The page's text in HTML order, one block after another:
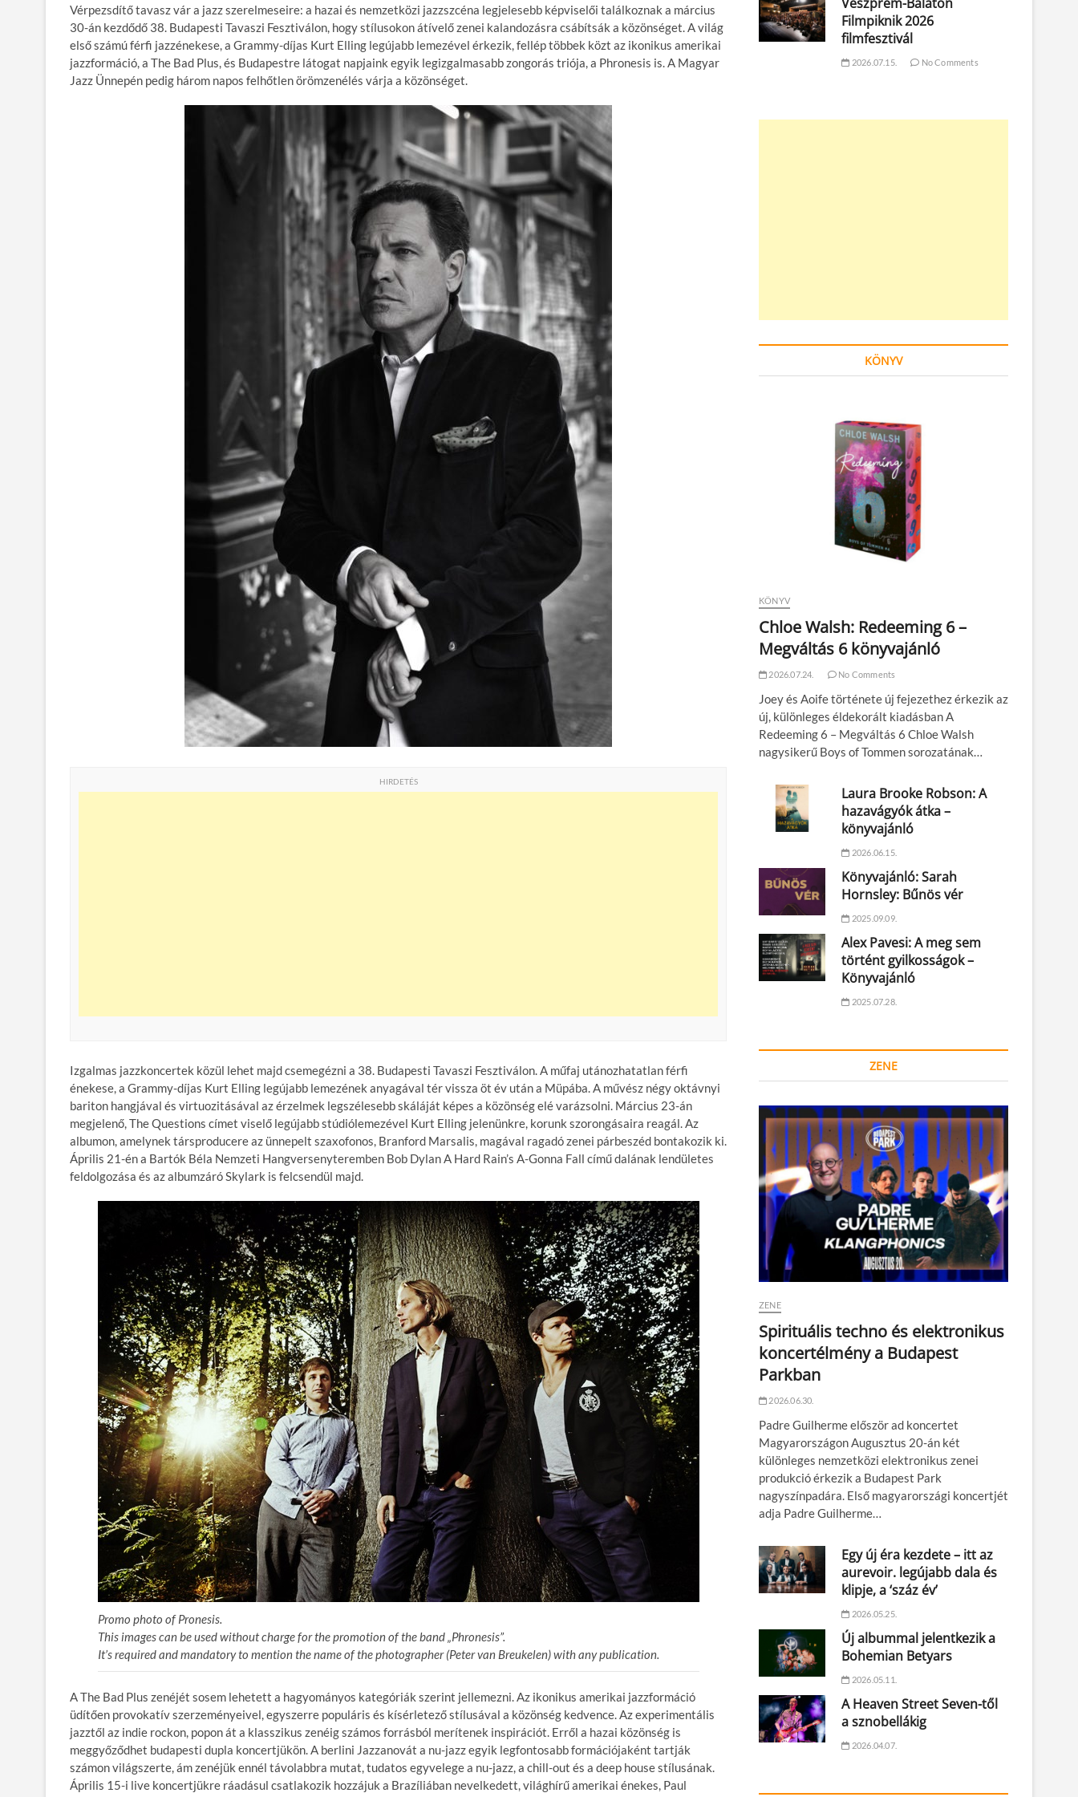
e
b
o
itt
er
ail m
bl
r
er
es
t
za
m
e
g
Vérpezsdítő tavasz vár a jazz szerelmeseire: a hazai és nemzetközi jazzszcéna legjelesebb képviselői találkoznak a március
30-án kezdődő 38. Budapesti Tavaszi Fesztiválon, hogy stílusokon átívelő zenei kalandozásra csábítsák a közönséget. A világ
első számú férfi jazzénekese, a Grammy-díjas Kurt Elling legújabb lemezével érkezik, fellép többek közt az ikonikus amerikai
jazzformáció, a The Bad Plus, és Budapestre látogat napjaink egyik legizgalmasabb zongorás triója, a Phronesis is. A Magyar
Jazz Ünnepén pedig három napos felhőtlen örömzenélés várja a közönséget.
HIRDETÉS
Izgalmas jazzkoncertek közül lehet majd csemegézni a 38. Budapesti Tavaszi Fesztiválon. A műfaj utánozhatatlan férfi
énekese, a Grammy-díjas Kurt Elling legújabb lemezének anyagával tér vissza öt év után a Müpába. A művész négy oktávnyi
bariton hangjával és virtuozitásával az érzelmek legszélesebb skáláját képes a közönség elé varázsolni. Március 23-án
megjelenő, The Questions címet viselő legújabb stúdiólemezével Kurt Elling jelenünkre, korunk szorongásaira reagál. Az
albumon, amelynek társproducere az ünnepelt szaxofonos, Branford Marsalis, magával ragadó zenei párbeszéd bontakozik ki.
Április 21-én a Bartók Béla Nemzeti Hangversenyteremben Bob Dylan A Hard Rain’s A-Gonna Fall című dalának lendületes
feldolgozása és az albumzáró Skylark is felcsendül majd.
Promo photo of Pronesis.
This images can be used without charge for the promotion of the band „Phronesis”.
It’s required and mandatory to mention the name of the photographer (Peter van Breukelen) with any publication.
A The Bad Plus zenéjét sosem lehetett a hagyományos kategóriák szerint jellemezni. Az ikonikus amerikai jazzformáció
üdítően provokatív szerzeményeivel, egyszerre populáris és kísérletező stílusával a közönség kedvence. Az experimentális
jazztől az indie rockon, popon át a klasszikus zenéig számos forrásból merítenek inspirációt. Erről a hazai közönség is
meggyőződhet budapesti dupla koncertjükön. A berlini Jazzanovát a nu-jazz egyik legfontosabb formációjaként tartják
számon világszerte, ám zenéjük ennél távolabbra mutat, tudatos egyvelege a nu-jazz, a chill-out és a deep house stílusának.
Április 15-i live koncertjükre ráadásul csatlakozik hozzájuk a Brazíliában nevelkedett, világhírű amerikai énekes, Paul
Filmpiknik 2026
filmfesztivál
2026.07.15. No Comments
KÖNYV
KÖNYV
Chloe Walsh: Redeeming 6 –
Megváltás 6 könyvajánló
2026.07.24. No Comments
Joey és Aoife története új fejezethez érkezik az
új, különleges éldekorált kiadásban A
Redeeming 6 – Megváltás 6 Chloe Walsh
nagysikerű Boys of Tommen sorozatának…
Laura Brooke Robson: A
hazavágyók átka –
könyvajánló
2026.06.15.
Könyvajánló: Sarah
Hornsley: Bűnös vér
2025.09.09.
Alex Pavesi: A meg sem
történt gyilkosságok –
Könyvajánló
2025.07.28.
ZENE
ZENE
Spirituális techno és elektronikus
koncertélmény a Budapest
Parkban
2026.06.30.
Padre Guilherme először ad koncertet
Magyarországon Augusztus 20-án két
különleges nemzetközi elektronikus zenei
produkció érkezik a Budapest Park
nagyszínpadára. Első magyarországi koncertjét
adja Padre Guilherme…
Egy új éra kezdete – itt az
aurevoir. legújabb dala és
klipje, a ‘száz év’
2026.05.25.
Új albummal jelentkezik a
Bohemian Betyars
2026.05.11.
A Heaven Street Seven-től
a sznobellákig
2026.04.07.